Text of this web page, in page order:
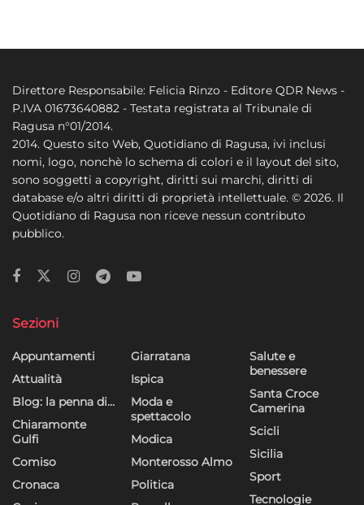
Direttore Responsabile: Felicia Rinzo - Editore QDR News -
P.IVA 01673640882 - Testata registrata al Tribunale di
Ragusa n°01/2014.
2014. Questo sito Web, Quotidiano di Ragusa, ivi inclusi
nomi, logo, nonchè lo schema di colori e il layout del sito,
sono soggetti a copyright, diritti sui marchi, diritti di
database e/o altri diritti di proprietà intellettuale. © 2026. Il
Quotidiano di Ragusa non riceve nessun contributo
pubblico.
Sezioni
Appuntamenti
Attualità
Blog: la penna di…
Chiaramonte
Gulfi
Comiso
Cronaca
Giarratana
Ispica
Moda e
spettacolo
Modica
Monterosso Almo
Politica
Salute e
benessere
Santa Croce
Camerina
Scicli
Sicilia
Sport
Tecnologie